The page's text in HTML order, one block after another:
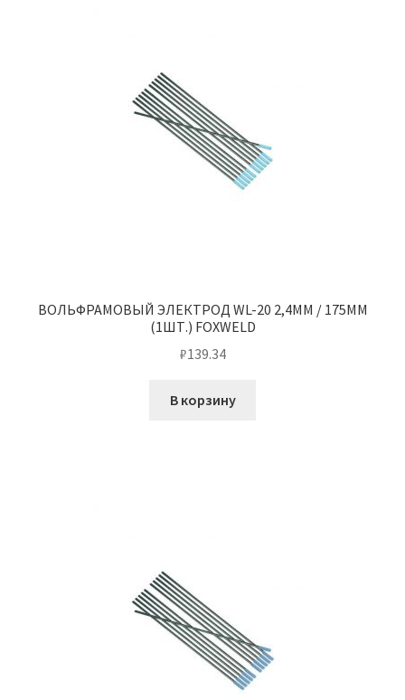
ВОЛЬФРАМОВЫЙ ЭЛЕКТРОД WL-20 2,4ММ / 175ММ
(1ШТ.) FOXWELD
₽139.34
В корзину